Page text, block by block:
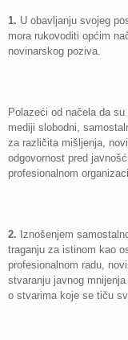
1. U obavljanju svojeg
mora rukovoditi općim
novinarskog poziva.
Polazeći od načela da
mediji slobodni,
za različita mišljenja,
odgovornost pred
profesionalnom
2. Iznošenjem
traganju za istinom kao
profesionalnom radu,
stvaranju javnog
o stvarima koje se tiču